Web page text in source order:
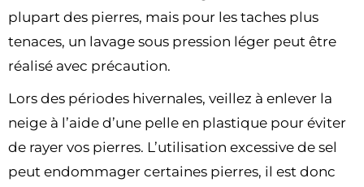
plupart des pierres, mais pour les taches plus
tenaces, un lavage sous pression léger peut être
réalisé avec précaution.
Lors des périodes hivernales, veillez à enlever la
neige à l’aide d’une pelle en plastique pour éviter
de rayer vos pierres. L’utilisation excessive de sel
peut endommager certaines pierres, il est donc